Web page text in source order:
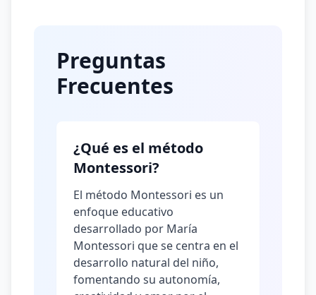
Preguntas
Frecuentes
¿Qué es el método
Montessori?
El método Montessori es un
enfoque educativo
desarrollado por María
Montessori que se centra en el
desarrollo natural del niño,
fomentando su autonomía,